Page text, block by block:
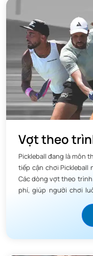
Vợt theo
Pickleball đang là môn
tiếp cận chơi Pickleball
Các dòng vợt theo
phí, giúp người chơi